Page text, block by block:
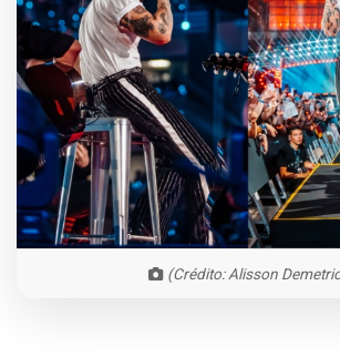
(Crédito: Alisson